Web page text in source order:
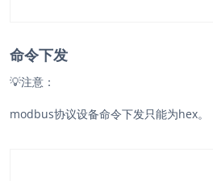
命令下发
💡注意：
modbus协议设备命令下发只能为hex。